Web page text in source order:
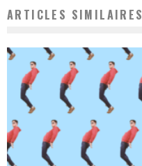
ARTICLES SIMILAIRES